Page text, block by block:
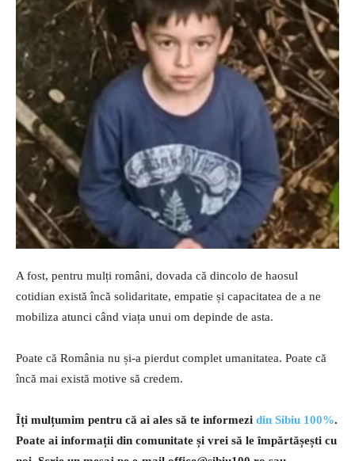
A fost, pentru mulți români, dovada că dincolo de haosul
cotidian există încă solidaritate, empatie și capacitatea de a ne
mobiliza atunci când viața unui om depinde de asta.
Poate că România nu și-a pierdut complet umanitatea. Poate că
încă mai există motive să credem.
Îți mulțumim pentru că ai ales să te informezi din Sibiu 100%.
Poate ai informații din comunitate și vrei să le împărtășești cu